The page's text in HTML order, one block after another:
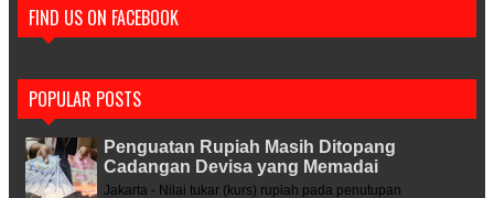
FIND US ON FACEBOOK
POPULAR POSTS
Penguatan Rupiah Masih Ditopang
Cadangan Devisa yang Memadai
Jakarta - Nilai tukar (kurs) rupiah pada penutupan